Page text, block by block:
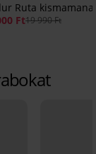
Ruta
Ft19 990 Ft